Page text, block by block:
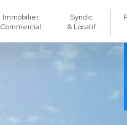
Immobilier
Commercial
Syndic
& Locatif